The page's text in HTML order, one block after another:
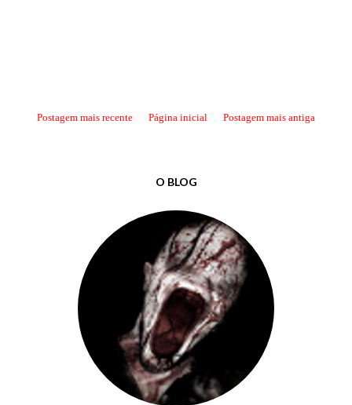
Postagem mais recente Postagem mais antiga
Página inicial
O BLOG